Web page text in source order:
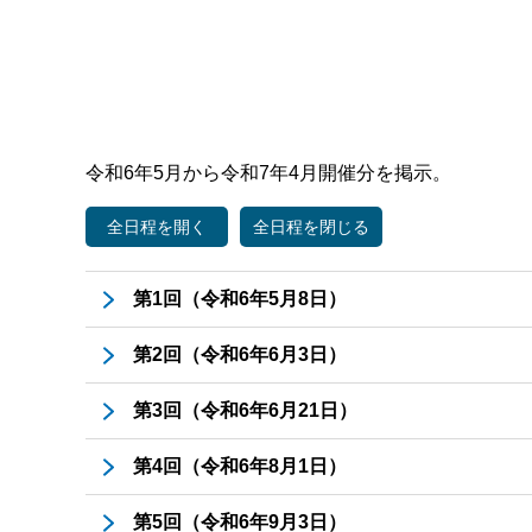
令和6年5月から令和7年4月開催分を掲示。
第1回（令和6年5月8日）
第2回（令和6年6月3日）
第3回（令和6年6月21日）
第4回（令和6年8月1日）
第5回（令和6年9月3日）